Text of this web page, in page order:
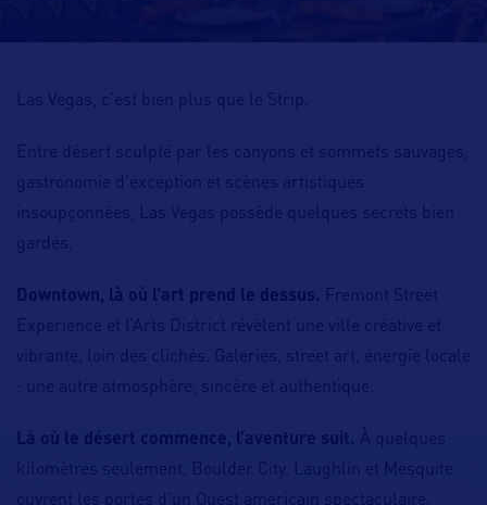
Las Vegas, c’est bien plus que le Strip.
Entre désert sculpté par les canyons et sommets sauvages,
gastronomie d’exception et scènes artistiques
insoupçonnées, Las Vegas possède quelques secrets bien
gardés.
Downtown, là où l’art prend le dessus. Fremont Street
Experience et l’Arts District révèlent une ville créative et
vibrante, loin des clichés. Galeries, street art, énergie locale
: une autre atmosphère, sincère et authentique.
Là où le désert commence, l’aventure suit. À quelques
kilomètres seulement, Boulder City, Laughlin et Mesquite
ouvrent les portes d’un Ouest américain spectaculaire.